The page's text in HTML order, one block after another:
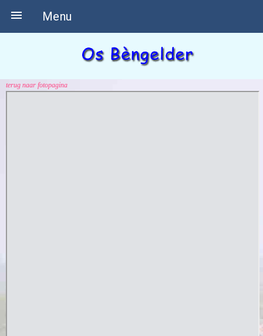
Menu

terug naar fotopagina